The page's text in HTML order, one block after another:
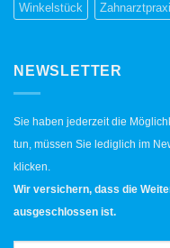
Winkelstück
NEWSLETTER
Sie haben jederzeit die
tun, müssen Sie lediglich im
klicken.
Wir versichern, dass die
ausgeschlossen ist.